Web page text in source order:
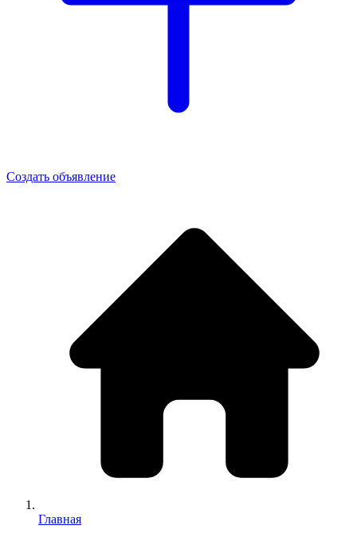
Создать объявление
Главная